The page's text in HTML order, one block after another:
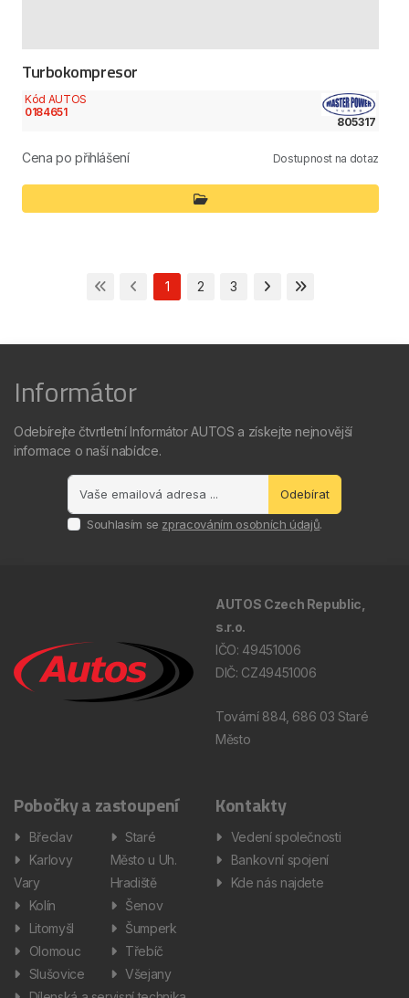
Turbokompresor
Kód AUTOS
0184651
805317
Cena po přihlášení Dostupnost na dotaz
1 2 3
Informátor
Odebírejte čtvrtletní Informátor AUTOS a získejte nejnovější
informace o naší nabídce.
Odebírat
Souhlasím se zpracováním osobních údajů.
AUTOS Czech Republic,
s.r.o.
IČO: 49451006
DIČ: CZ49451006
Tovární 884, 686 03 Staré
Město
Pobočky a zastoupení
Břeclav
Karlovy
Vary
Kolín
Litomyšl
Olomouc
Slušovice
Staré
Město u Uh.
Hradiště
Šenov
Šumperk
Třebíč
Všejany
Kontakty
Vedení společnosti
Bankovní spojení
Kde nás najdete